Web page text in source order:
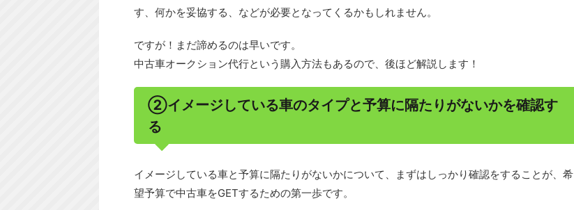
す、何かを妥協する、などが必要となってくるかもしれません。
ですが！まだ諦めるのは早いです。
中古車オークション代行という購入方法もあるので、後ほど解説します！
②イメージしている車のタイプと予算に隔たりがないかを確認す
る
イメージしている車と予算に隔たりがないかについて、まずはしっかり確認をすることが、希
望予算で中古車をGETするための第一歩です。